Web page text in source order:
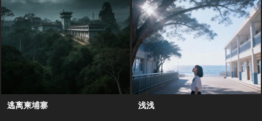
逃离柬埔寨 浅浅